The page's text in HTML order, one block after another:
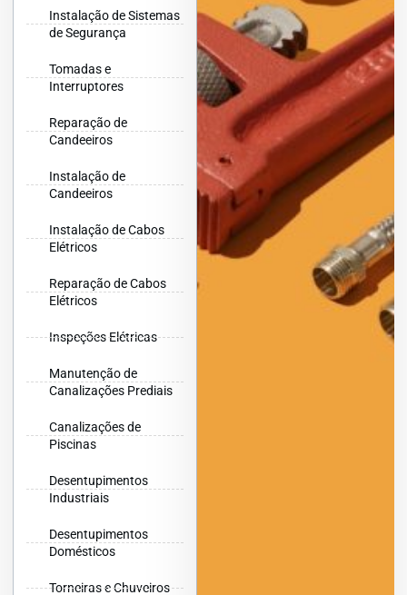
Instalação de Sistemas
de Segurança
Tomadas e
Interruptores
Reparação de
Candeeiros
Instalação de
Candeeiros
Instalação de Cabos
Elétricos
Reparação de Cabos
Elétricos
Inspeções Elétricas
Manutenção de
Canalizações Prediais
Canalizações de
Piscinas
Desentupimentos
Industriais
Desentupimentos
Domésticos
Torneiras e Chuveiros